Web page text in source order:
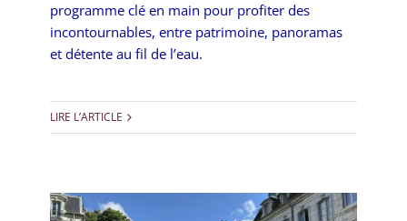
programme clé en main pour profiter des
incontournables, entre patrimoine, panoramas
et détente au fil de l’eau.
LIRE L’ARTICLE